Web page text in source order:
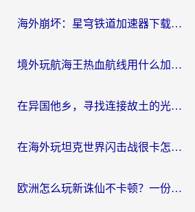
海外崩坏：星穹铁道加速器下载安装：一份给游子的终极网络指南
境外玩航海王热血航线用什么加速器？2026海外玩家实测最优方案（附欧洲问道堡垒前线加速技巧）
在异国他乡，寻找连接故土的光明大陆免费加速器
在海外玩坦克世界闪击战很卡怎么办？老玩家亲测有效的加速器选择指南
欧洲怎么玩新诛仙不卡顿？一份给海外游子的国服游戏畅玩指南